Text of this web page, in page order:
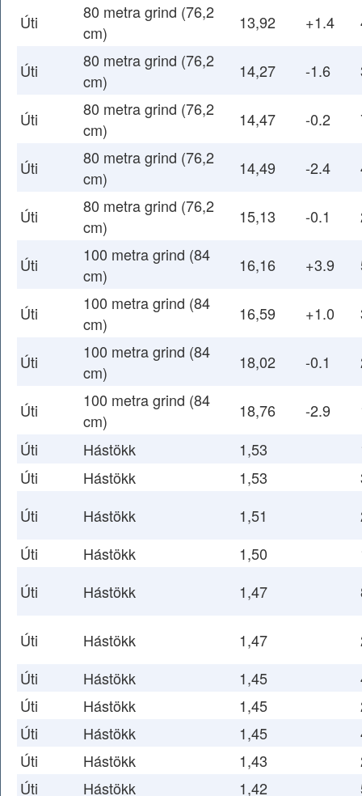
Úti
80 metra grind (76,2
cm)
13,92 +1.4
Úti
80 metra grind (76,2
cm)
14,27 -1.6
Úti
80 metra grind (76,2
cm)
14,47 -0.2
Úti
80 metra grind (76,2
cm)
14,49 -2.4
Úti
80 metra grind (76,2
cm)
15,13 -0.1
Úti
100 metra grind (84
cm)
16,16 +3.9
Úti
100 metra grind (84
cm)
16,59 +1.0
Úti
100 metra grind (84
cm)
18,02 -0.1
Úti
100 metra grind (84
cm)
18,76 -2.9
Úti
Hástökk 1,53
Úti
Hástökk 1,53
Úti
Hástökk 1,51
Úti
Hástökk 1,50
Úti
Hástökk 1,47
Úti Hástökk 1,47
Úti
Hástökk 1,45
Úti
Hástökk 1,45
Úti
Hástökk 1,45
Úti
Hástökk 1,43
Úti
Hástökk 1,42